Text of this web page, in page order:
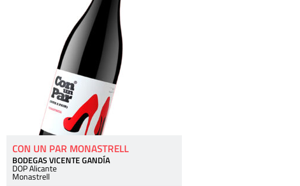
CON UN PAR MONASTRELL
BODEGAS VICENTE GANDÍA
DOP Alicante
Monastrell